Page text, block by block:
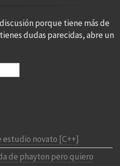
porque tiene más de
dudas parecidas, abre un
estudio novato [C++]
de phayton pero quiero